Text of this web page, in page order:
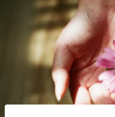
LETSFILM